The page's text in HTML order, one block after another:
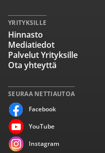
SEURAA NETTIAUTOA
Facebook
YouTube
Instagram
YRITYKSILLE
Hinnasto
Mediatiedot
Palvelut Yrityksille
Ota yhteyttä